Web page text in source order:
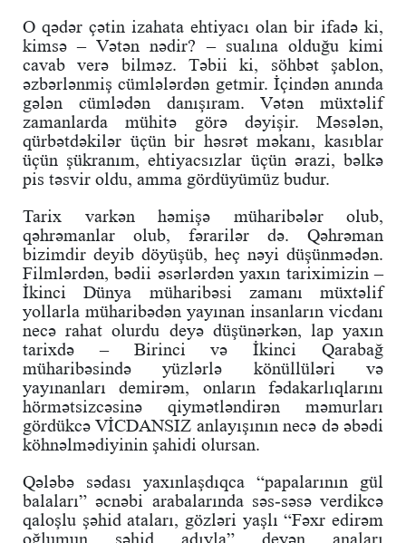
O qədər çətin izahata ehtiyacı olan bir ifadə ki,
kimsə – Vətən nədir? – sualına olduğu kimi
cavab verə bilməz. Təbii ki, söhbət şablon,
əzbərlənmiş cümlələrdən getmir. İçindən anında
gələn cümlədən danışıram. Vətən müxtəlif
zamanlarda mühitə görə dəyişir. Məsələn,
qürbətdəkilər üçün bir həsrət məkanı, kasıblar
üçün şükranım, ehtiyacsızlar üçün ərazi, bəlkə
pis təsvir oldu, amma gördüyümüz budur.
Tarix varkən həmişə müharibələr olub,
qəhrəmanlar olub, fərarilər də. Qəhrəman
bizimdir deyib döyüşüb, heç nəyi düşünmədən.
Filmlərdən, bədii əsərlərdən yaxın tariximizin –
İkinci Dünya müharibəsi zamanı müxtəlif
yollarla müharibədən yayınan insanların vicdanı
necə rahat olurdu deyə düşünərkən, lap yaxın
tarixdə – Birinci və İkinci Qarabağ
müharibəsində yüzlərlə könüllüləri və
yayınanları demirəm, onların fədakarlıqlarını
hörmətsizcəsinə qiymətləndirən məmurları
gördükcə VİCDANSIZ anlayışının necə də əbədi
köhnəlmədiyinin şahidi olursan.
Qələbə sədası yaxınlaşdıqca “papalarının gül
balaları” əcnəbi arabalarında səs-səsə verdikcə
qaloşlu şəhid ataları, gözləri yaşlı “Fəxr edirəm
oğlumun şəhid adıyla” deyən anaları